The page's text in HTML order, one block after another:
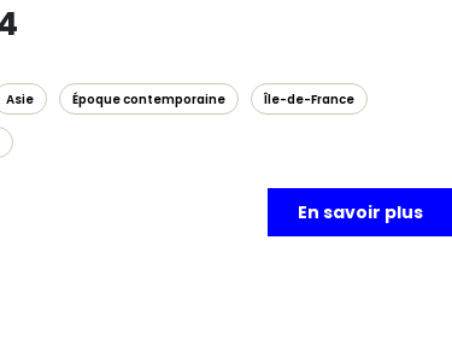
Asie Époque contemporaine Île-de-France
En savoir plus